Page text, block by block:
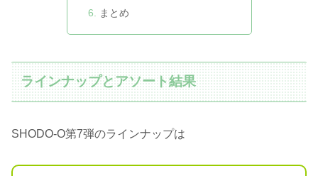
まとめ
ラインナップとアソート結果
SHODO-O第7弾のラインナップは